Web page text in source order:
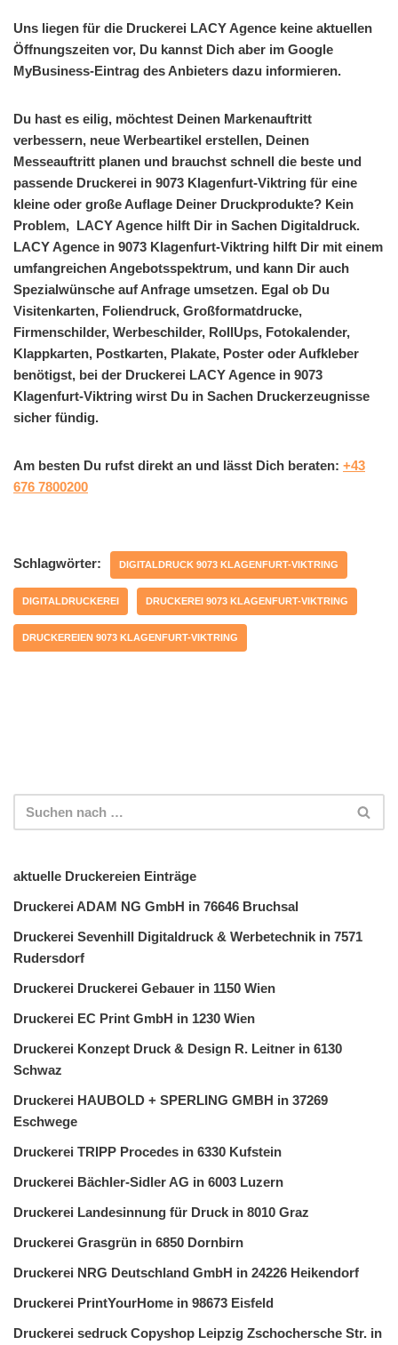
Uns liegen für die Druckerei LACY Agence keine aktuellen
Öffnungszeiten vor, Du kannst Dich aber im Google
MyBusiness-Eintrag des Anbieters dazu informieren.
Du hast es eilig, möchtest Deinen Markenauftritt
verbessern, neue Werbeartikel erstellen, Deinen
Messeauftritt planen und brauchst schnell die beste und
passende Druckerei in 9073 Klagenfurt-Viktring für eine
kleine oder große Auflage Deiner Druckprodukte? Kein
Problem, LACY Agence hilft Dir in Sachen Digitaldruck.
LACY Agence in 9073 Klagenfurt-Viktring hilft Dir mit einem
umfangreichen Angebotsspektrum, und kann Dir auch
Spezialwünsche auf Anfrage umsetzen. Egal ob Du
Visitenkarten, Foliendruck, Großformatdrucke,
Firmenschilder, Werbeschilder, RollUps, Fotokalender,
Klappkarten, Postkarten, Plakate, Poster oder Aufkleber
benötigst, bei der Druckerei LACY Agence in 9073
Klagenfurt-Viktring wirst Du in Sachen Druckerzeugnisse
sicher fündig.
Am besten Du rufst direkt an und lässt Dich beraten: +43
676 7800200
Schlagwörter: DIGITALDRUCK 9073 KLAGENFURT-VIKTRING
DIGITALDRUCKEREI DRUCKEREI 9073 KLAGENFURT-VIKTRING
DRUCKEREIEN 9073 KLAGENFURT-VIKTRING
aktuelle Druckereien Einträge
Druckerei ADAM NG GmbH in 76646 Bruchsal
Druckerei Sevenhill Digitaldruck & Werbetechnik in 7571
Rudersdorf
Druckerei Druckerei Gebauer in 1150 Wien
Druckerei EC Print GmbH in 1230 Wien
Druckerei Konzept Druck & Design R. Leitner in 6130
Schwaz
Druckerei HAUBOLD + SPERLING GMBH in 37269
Eschwege
Druckerei TRIPP Procedes in 6330 Kufstein
Druckerei Bächler-Sidler AG in 6003 Luzern
Druckerei Landesinnung für Druck in 8010 Graz
Druckerei Grasgrün in 6850 Dornbirn
Druckerei NRG Deutschland GmbH in 24226 Heikendorf
Druckerei PrintYourHome in 98673 Eisfeld
Druckerei sedruck Copyshop Leipzig Zschochersche Str. in